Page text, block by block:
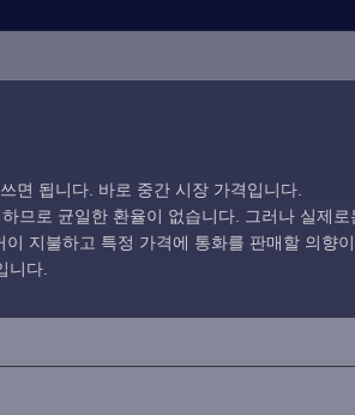
면 됩니다. 바로 중간 시장 가격입니다.
므로 균일한 환율이 없습니다. 그러나 실제
지불하고 특정 가격에 통화를 판매할 의
니다.